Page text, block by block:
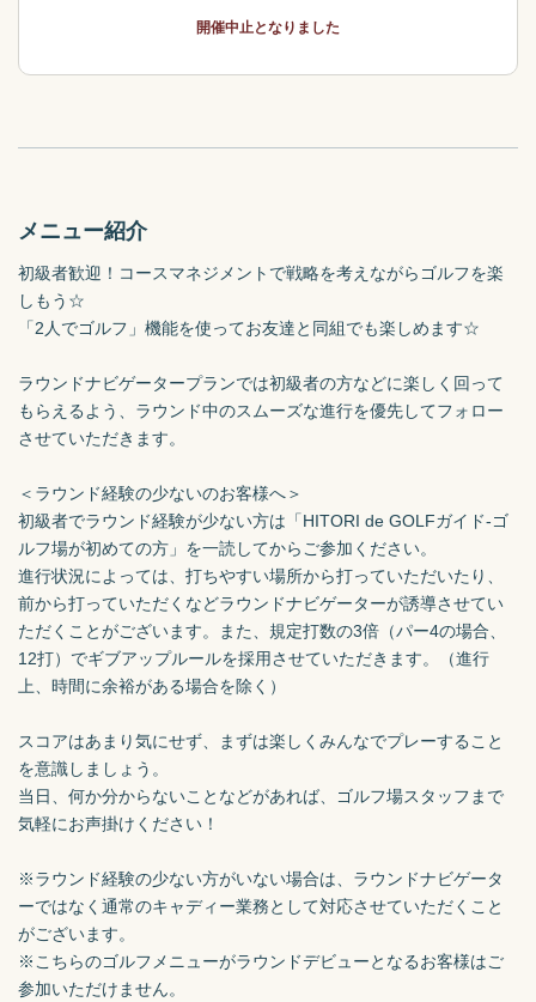
開催中止となりました
メニュー紹介
初級者歓迎！コースマネジメントで戦略を考えながらゴルフを楽
しもう☆
「2人でゴルフ」機能を使ってお友達と同組でも楽しめます☆
ラウンドナビゲータープランでは初級者の方などに楽しく回って
もらえるよう、ラウンド中のスムーズな進行を優先してフォロー
させていただきます。
＜ラウンド経験の少ないのお客様へ＞
初級者でラウンド経験が少ない方は「HITORI de GOLFガイド-ゴ
ルフ場が初めての方」を一読してからご参加ください。
進行状況によっては、打ちやすい場所から打っていただいたり、
前から打っていただくなどラウンドナビゲーターが誘導させてい
ただくことがございます。また、規定打数の3倍（パー4の場合、
12打）でギブアップルールを採用させていただきます。（進行
上、時間に余裕がある場合を除く）
スコアはあまり気にせず、まずは楽しくみんなでプレーすること
を意識しましょう。
当日、何か分からないことなどがあれば、ゴルフ場スタッフまで
気軽にお声掛けください！
※ラウンド経験の少ない方がいない場合は、ラウンドナビゲータ
ーではなく通常のキャディー業務として対応させていただくこと
がございます。
※こちらのゴルフメニューがラウンドデビューとなるお客様はご
参加いただけません。